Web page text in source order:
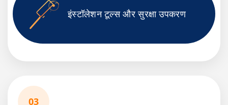
इंस्टॉलेशन टूल्स और सुरक्षा उपकरण
03